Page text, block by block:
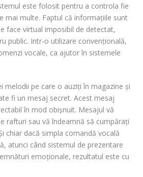
este folosit pentru a controla fie
mai multe. Faptul că informaţiile sunt
face virtual imposibil de detectat,
public. Intr-o utilizare convenţională,
vocale, ca ajutor în sistemele
melodii pe care o auziţi în magazine şi
fi un mesaj secret. Acest mesaj
în mod obişnuit. Mesajul vă
rafturi sau vă îndeamnă să cumpăraţi
chiar dacă simpla comandă vocală
atunci când sistemul de prezentare
emoţionale, rezultatul este cu